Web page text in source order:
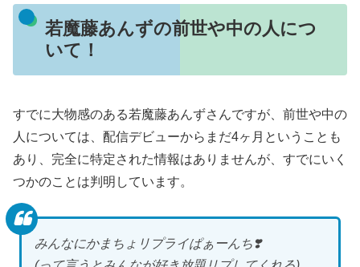
若魔藤あんずの前世や中の人につ
いて！
すでに大物感のある若魔藤あんずさんですが、前世や中の
人については、配信デビューからまだ4ヶ月ということも
あり、完全に特定された情報はありませんが、すでにいく
つかのことは判明しています。
みんなにかまちょリプライぱぁーんち❣️